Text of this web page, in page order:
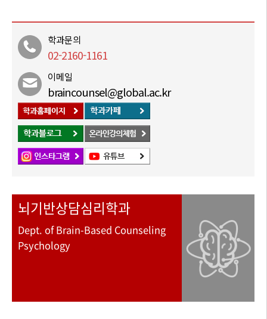
학과문의
02-2160-1161
이메일
braincounsel@global.ac.kr
뇌기반상담심리학과
Dept. of Brain-Based Counseling
Psychology